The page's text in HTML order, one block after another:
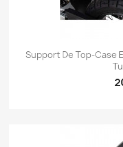
Support De Top-Case